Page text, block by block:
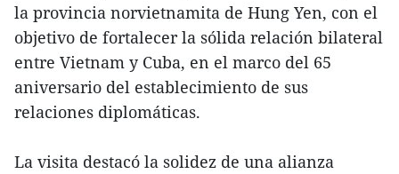
la provincia norvietnamita de Hung Yen, con el
objetivo de fortalecer la sólida relación bilateral
entre Vietnam y Cuba, en el marco del 65
aniversario del establecimiento de sus
relaciones diplomáticas.
La visita destacó la solidez de una alianza